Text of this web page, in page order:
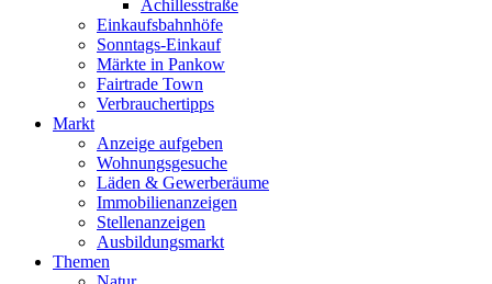
Achillesstraße
Einkaufsbahnhöfe
Sonntags-Einkauf
Märkte in Pankow
Fairtrade Town
Verbrauchertipps
Markt
Anzeige aufgeben
Wohnungsgesuche
Läden & Gewerberäume
Immobilienanzeigen
Stellenanzeigen
Ausbildungsmarkt
Themen